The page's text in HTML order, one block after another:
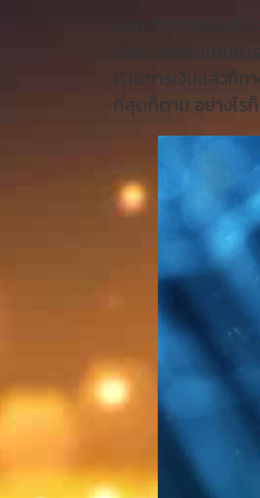
แผนด้านการเงิน
ทำตามอย่างแผนก
ด้านการเงินแล้วก็
ที่สุดก็ตาม อย่างไร